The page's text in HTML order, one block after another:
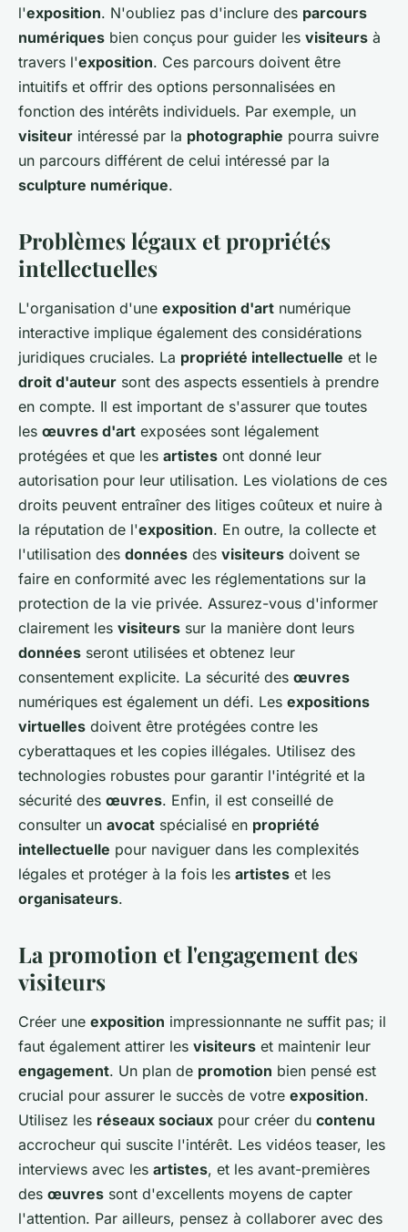
l'exposition. N'oubliez pas d'inclure des parcours
numériques bien conçus pour guider les visiteurs à
travers l'exposition. Ces parcours doivent être
intuitifs et offrir des options personnalisées en
fonction des intérêts individuels. Par exemple, un
visiteur intéressé par la photographie pourra suivre
un parcours différent de celui intéressé par la
sculpture numérique.
Problèmes légaux et propriétés
intellectuelles
L'organisation d'une exposition d'art numérique
interactive implique également des considérations
juridiques cruciales. La propriété intellectuelle et le
droit d'auteur sont des aspects essentiels à prendre
en compte. Il est important de s'assurer que toutes
les œuvres d'art exposées sont légalement
protégées et que les artistes ont donné leur
autorisation pour leur utilisation. Les violations de ces
droits peuvent entraîner des litiges coûteux et nuire à
la réputation de l'exposition. En outre, la collecte et
l'utilisation des données des visiteurs doivent se
faire en conformité avec les réglementations sur la
protection de la vie privée. Assurez-vous d'informer
clairement les visiteurs sur la manière dont leurs
données seront utilisées et obtenez leur
consentement explicite. La sécurité des œuvres
numériques est également un défi. Les expositions
virtuelles doivent être protégées contre les
cyberattaques et les copies illégales. Utilisez des
technologies robustes pour garantir l'intégrité et la
sécurité des œuvres. Enfin, il est conseillé de
consulter un avocat spécialisé en propriété
intellectuelle pour naviguer dans les complexités
légales et protéger à la fois les artistes et les
organisateurs.
La promotion et l'engagement des
visiteurs
Créer une exposition impressionnante ne suffit pas; il
faut également attirer les visiteurs et maintenir leur
engagement. Un plan de promotion bien pensé est
crucial pour assurer le succès de votre exposition.
Utilisez les réseaux sociaux pour créer du contenu
accrocheur qui suscite l'intérêt. Les vidéos teaser, les
interviews avec les artistes, et les avant-premières
des œuvres sont d'excellents moyens de capter
l'attention. Par ailleurs, pensez à collaborer avec des